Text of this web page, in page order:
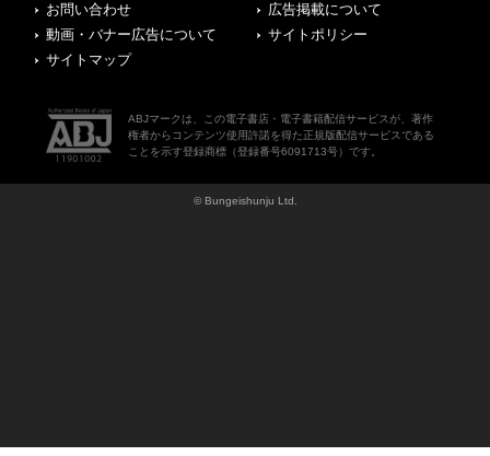
お問い合わせ
広告掲載について
動画・バナー広告について
サイトポリシー
サイトマップ
ABJマークは、この電子書店・電子書籍配信サービスが、著作
権者からコンテンツ使用許諾を得た正規版配信サービスである
ことを示す登録商標（登録番号6091713号）です。
© Bungeishunju Ltd.